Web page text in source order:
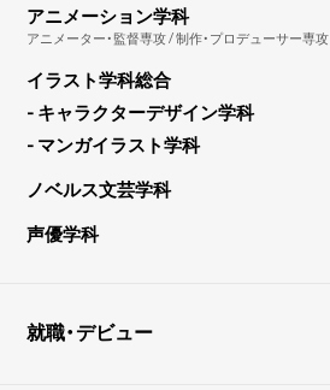
アニメーション学科
アニメーター・監督専攻 / 制作・プロデューサー専攻
イラスト学科総合
- キャラクターデザイン学科
- マンガイラスト学科
ノベルス文芸学科
声優学科
就職・デビュー